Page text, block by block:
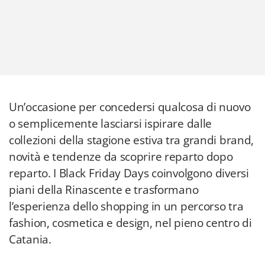
Un’occasione per concedersi qualcosa di nuovo
o semplicemente lasciarsi ispirare dalle
collezioni della stagione estiva tra grandi brand,
novità e tendenze da scoprire reparto dopo
reparto. I Black Friday Days coinvolgono diversi
piani della Rinascente e trasformano
l’esperienza dello shopping in un percorso tra
fashion, cosmetica e design, nel pieno centro di
Catania.